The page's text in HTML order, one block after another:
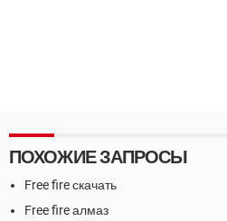
ПОХОЖИЕ ЗАПРОСЫ
Free fire скачать
Free fire алмаз